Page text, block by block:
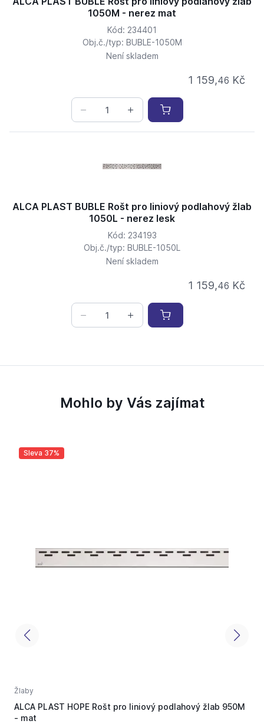
1050M - nerez mat
Kód: 234401
Obj.č./typ: BUBLE-1050M
Není skladem
1 159,46 Kč
ALCA PLAST BUBLE Rošt pro liniový podlahový žlab
1050L - nerez lesk
Kód: 234193
Obj.č./typ: BUBLE-1050L
Není skladem
1 159,46 Kč
Mohlo by Vás zajímat
Sleva 37%
Žlaby
ALCA PLAST HOPE Rošt pro liniový podlahový žlab 950M
- mat